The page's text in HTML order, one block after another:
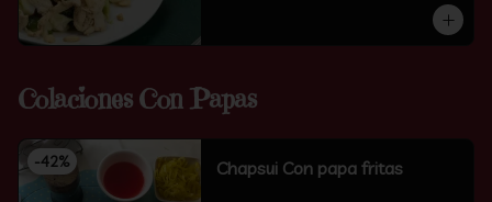
Colaciones Con Papas
-42% Chapsui Con papa fritas